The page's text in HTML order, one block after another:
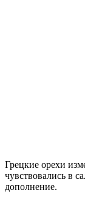
Грецкие орехи
чувствовались в
дополнение.